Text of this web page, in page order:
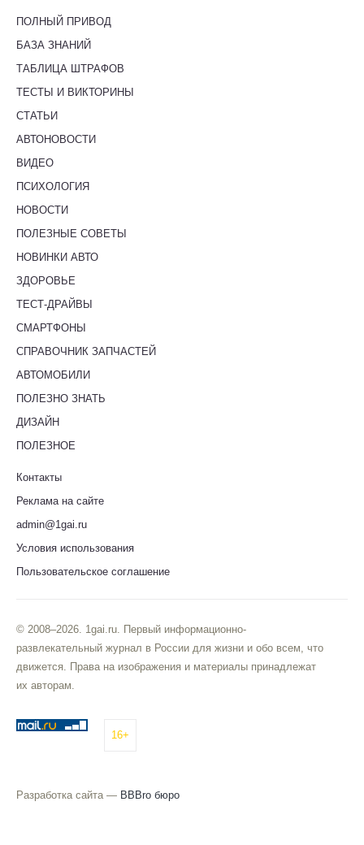
ПОЛНЫЙ ПРИВОД
БАЗА ЗНАНИЙ
ТАБЛИЦА ШТРАФОВ
ТЕСТЫ И ВИКТОРИНЫ
СТАТЬИ
АВТОНОВОСТИ
ВИДЕО
ПСИХОЛОГИЯ
НОВОСТИ
ПОЛЕЗНЫЕ СОВЕТЫ
НОВИНКИ АВТО
ЗДОРОВЬЕ
ТЕСТ-ДРАЙВЫ
СМАРТФОНЫ
СПРАВОЧНИК ЗАПЧАСТЕЙ
АВТОМОБИЛИ
ПОЛЕЗНО ЗНАТЬ
ДИЗАЙН
ПОЛЕЗНОЕ
Контакты
Реклама на сайте
admin@1gai.ru
Условия использования
Пользовательское соглашение
© 2008–2026. 1gai.ru. Первый информационно-
развлекательный журнал в России для жизни и обо всем, что
движется. Права на изображения и материалы принадлежат
их авторам.
16+
Разработка сайта — BBBro бюро